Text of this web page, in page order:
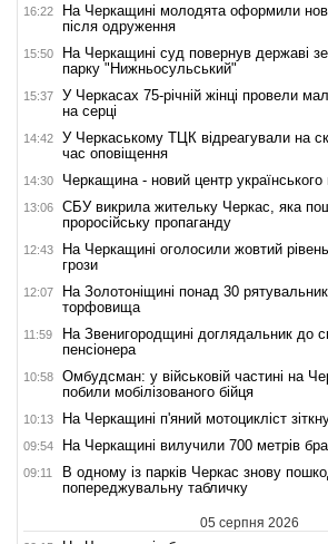
16:22
На Черкащині молодята оформили
після одруження
15:50
На Черкащині суд повернув державі
парку "Нижньосульський"
15:37
У Черкасах 75-річній жінці провели
на серці
14:42
У Черкаському ТЦК відреагували на
час оповіщення
14:30 Черкащина - новий центр українського
13:06
СБУ викрила жительку Черкас, яка
проросійську пропаганду
12:43
На Черкащині оголосили жовтий
грози
12:07
На Золотоніщині понад 30
торфовища
11:59
На Звенигородщині доглядальник до
пенсіонера
10:58
Омбудсман: у військовій частині на
побили мобілізованого бійця
10:13 На Черкащині п'яний мотоцикліст
09:54 На Черкащині вилучили 700 метрів
09:11
В одному із парків Черкас знову
попереджувальну табличку
05 серпня 2026